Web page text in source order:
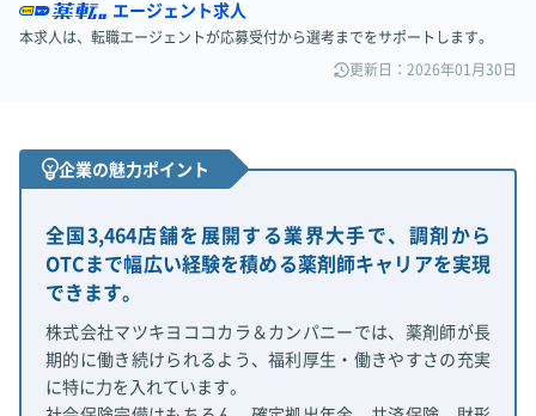
エージェント求人
本求人は、転職エージェントが応募受付から選考までをサポートします。
更新日：2026年01月30日
企業の魅力ポイント
全国3,464店舗を展開する業界大手で、調剤から
OTCまで幅広い経験を積める薬剤師キャリアを実現
できます。
株式会社マツキヨココカラ＆カンパニーでは、薬剤師が長
期的に働き続けられるよう、福利厚生・働きやすさの充実
に特に力を入れています。